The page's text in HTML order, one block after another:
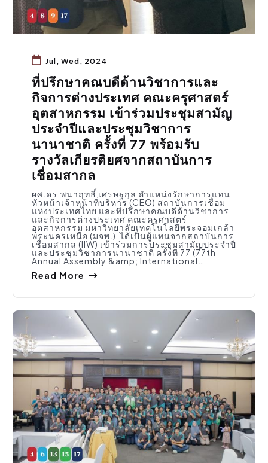
Jul, Wed, 2024
ที่ปรึกษาคณบดีด้านวิชาการและ
กิจการต่างประเทศ คณะครุศาสตร์
อุตสาหกรรม เข้าร่วมประชุมสามัญ
ประจำปีและประชุมวิชาการ
นานาชาติ ครั้งที่ 77 พร้อมรับ
รางวัลเกียรติยศจากสถาบันการ
เชื่อมสากล
ผศ.ดร.พนาฤทธิ์ เศรษฐกุล ตำแหน่งรักษาการแทน
หัวหน้าเจ้าหน้าที่บริหาร (CEO) สถาบันการเชื่อม
แห่งประเทศไทย และที่ปรึกษาคณบดีด้านวิชาการ
และกิจการต่างประเทศ คณะครุศาสตร์
อุตสาหกรรม มหาวิทยาลัยเทคโนโลยีพระจอมเกล้า
พระนครเหนือ (มจพ.) ได้เป็นผู้แทนจากสถาบันการ
เชื่อมสากล (IIW) เข้าร่วมการประชุมสามัญประจำปี
และประชุมวิชาการนานาชาติ ครั้งที่ 77 (77th
Annual Assembly &amp; International…
Read More
กิจกรรมคณะ